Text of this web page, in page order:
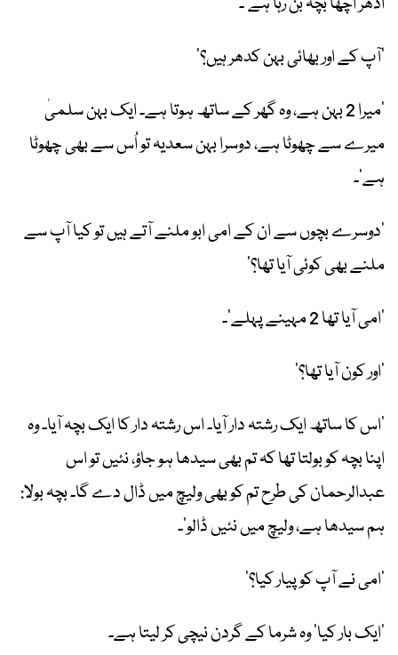
’آپ کے اور بھائی بہن کدھر ہیں؟‘
’میرا 2 بہن ہے، وہ گھر کے ساتھ ہوتا ہے۔ ایک بہن سلمیٰ
میرے سے چھوٹا ہے، دوسرا بہن سعدیہ تو اُس سے بھی چھوٹا
ہے‘۔
’دوسرے بچوں سے ان کے امی ابو ملنے آتے ہیں تو کیا آپ سے
ملنے بھی کوئی آیا تھا؟‘
’امی آیا تھا 2 مہینے پہلے‘۔
’اور کون آیا تھا؟‘
’اس کا ساتھ ایک رشتہ دار آیا۔ اس رشتہ دار کا ایک بچہ آیا۔ وہ
اپنا بچہ کو بولتا تھا کہ تم بھی سیدھا ہو جاؤ، نئیں تو اس
عبدالرحمان کی طرح تم کو بھی ولیچ میں ڈال دے گا۔ بچہ بولا:
ہم سیدھا ہے، ولیچ میں نئیں ڈالو‘۔
’امی نے آپ کو پیار کیا؟‘
’ایک بار کیا‘ وہ شرما کے گردن نیچی کر لیتا ہے۔